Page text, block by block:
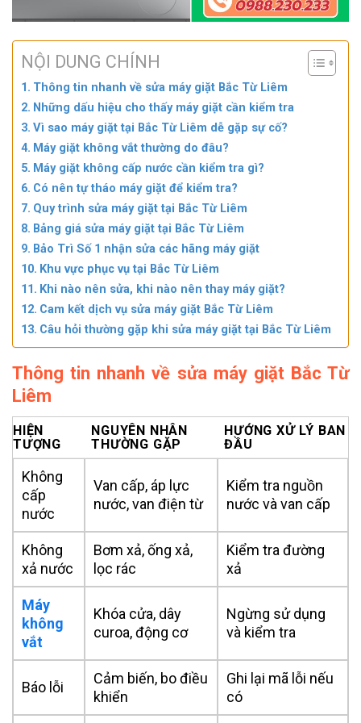
NỘI DUNG CHÍNH
Thông tin nhanh về sửa máy giặt Bắc Từ Liêm
Những dấu hiệu cho thấy máy giặt cần kiểm tra
Vì sao máy giặt tại Bắc Từ Liêm dễ gặp sự cố?
Máy giặt không vắt thường do đâu?
Máy giặt không cấp nước cần kiểm tra gì?
Có nên tự tháo máy giặt để kiểm tra?
Quy trình sửa máy giặt tại Bắc Từ Liêm
Bảng giá sửa máy giặt tại Bắc Từ Liêm
Bảo Trì Số 1 nhận sửa các hãng máy giặt
Khu vực phục vụ tại Bắc Từ Liêm
Khi nào nên sửa, khi nào nên thay máy giặt?
Cam kết dịch vụ sửa máy giặt Bắc Từ Liêm
Câu hỏi thường gặp khi sửa máy giặt tại Bắc Từ Liêm
Thông tin nhanh về sửa máy giặt Bắc Từ
Liêm
HIỆN
TƯỢNG
NGUYÊN NHÂN
THƯỜNG GẶP
HƯỚNG XỬ LÝ BAN
ĐẦU
Không
cấp
nước
Van cấp, áp lực
nước, van điện từ
Kiểm tra nguồn
nước và van cấp
Không
xả nước
Bơm xả, ống xả,
lọc rác
Kiểm tra đường
xả
Máy
không
vắt
Khóa cửa, dây
curoa, động cơ
Ngừng sử dụng
và kiểm tra
Báo lỗi
Cảm biến, bo điều
khiển
Ghi lại mã lỗi nếu
có